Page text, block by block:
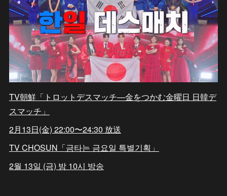
TV朝鮮「トロットデスマッチ―金をつかむ金曜日 日韓デ
スマッチ」
2月13日(金) 22:00〜24:30 放送
TV CHOSUN「금타는 금요일 특별기획」
2월 13일 (금) 밤 10시 방송